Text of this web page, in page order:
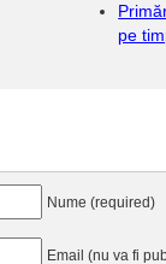
pe
Nume (required)
Email (nu va fi